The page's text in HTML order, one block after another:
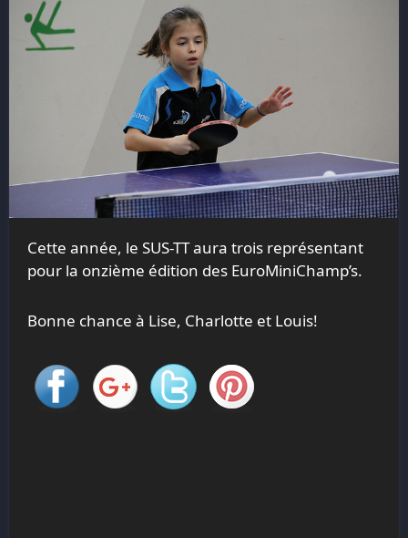
Cette année, le SUS-TT aura trois représentant
pour la onzième édition des EuroMiniChamp’s.
Bonne chance à Lise, Charlotte et Louis!